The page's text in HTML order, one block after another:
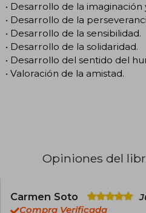
• Desarrollo de la imaginación
• Desarrollo de la
• Desarrollo de la sensibilidad.
• Desarrollo de la solidaridad.
• Desarrollo del sentido del
• Valoración de la amistad.
Opiniones del
Carmen Soto
Compra Verificada